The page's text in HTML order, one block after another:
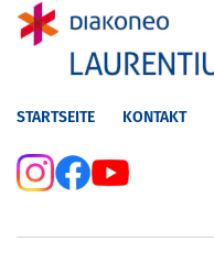
STARTSEITE KONTAKT